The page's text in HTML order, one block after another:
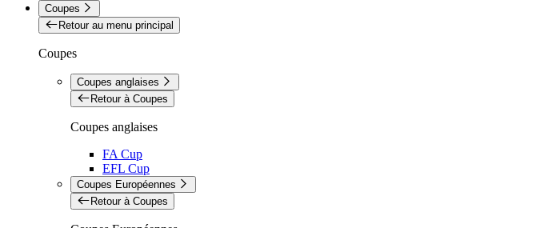
Coupes
Retour au menu principal
Coupes
Coupes anglaises
Retour à Coupes
Coupes anglaises
FA Cup
EFL Cup
Coupes Européennes
Retour à Coupes